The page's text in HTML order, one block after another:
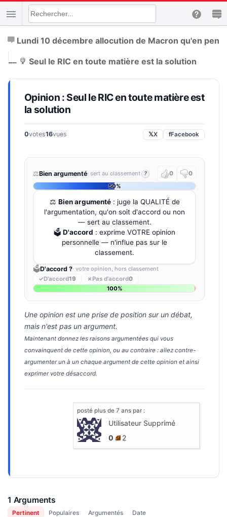
Lundi 10 décembre allocution de Macron qu'en
__ Seul le RIC en toute matière est la solution
Opinion : Seul le RIC en toute matière est
la solution
0votes16vues 𝕏X fFacebook
⚖️Bien argumenté· sert au classement ? 0
0
50%
⚖️ Bien argumenté: juge la QUALITÉ de
l'argumentation, qu'on soit d'accord ou non
— sert au classement.
🗳️ D'accord : exprime VOTRE opinion
personnelle — n'influe pas sur le
classement.
🗳️D'accord ?· votre opinion, hors classement
✓D'accord19 ✗Pas d'accord0
100%
Une opinion est une prise de position sur un débat,
mais n'est pas un argument.
Maintenant donnez les raisons argumentées qui vous
convainquent de cette opinion, ou au contraire : allez contre-
argumenter un à un chaque argument de cette opinion et ainsi
exprimer votre désaccord.
posté plus de 7 ans par :
Utilisateur Supprimé
0
2
1 Arguments
Pertinent Populaires Argumentés Date